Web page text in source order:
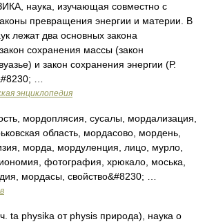
наука, изучающая совместно с
превращения энергии и материи. В
лежат два основных закона
сохранения массы (закон
и закон сохранения энергии (Р.
…
энциклопедия
мордоплясия, сусалы, мордализация,
область, мордасово, мордень,
морда, мордуленция, лицо, мурло,
фотография, хрюкало, моська,
мордасы, свойство&#8230; …
ta physika от physis природа), наука о